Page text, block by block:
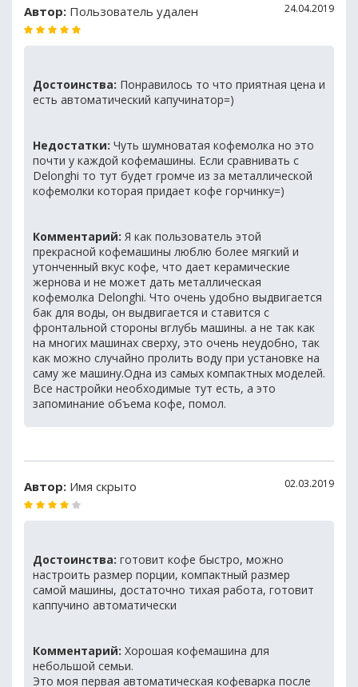
Автор: Пользователь удален 24.04.2019
Достоинства: Понравилось то что приятная цена и
есть автоматический капучинатор=)
Недостатки: Чуть шумноватая кофемолка но это
почти у каждой кофемашины. Если сравнивать с
Delonghi то тут будет громче из за металлической
кофемолки которая придает кофе горчинку=)
Комментарий: Я как пользователь этой
прекрасной кофемашины люблю более мягкий и
утонченный вкус кофе, что дает керамические
жернова и не может дать металлическая
кофемолка Delonghi. Что очень удобно выдвигается
бак для воды, он выдвигается и ставится с
фронтальной стороны вглубь машины. а не так как
на многих машинах сверху, это очень неудобно, так
как можно случайно пролить воду при установке на
саму же машину.Одна из самых компактных моделей.
Все настройки необходимые тут есть, а это
запоминание объема кофе, помол.
Автор: Имя скрыто 02.03.2019
Достоинства: готовит кофе быстро, можно
настроить размер порции, компактный размер
самой машины, достаточно тихая работа, готовит
каппучино автоматически
Комментарий: Хорошая кофемашина для
небольшой семьи.
Это моя первая автоматическая кофеварка после